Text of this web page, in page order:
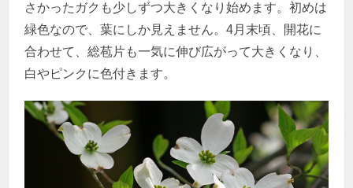
さかったガクも少しずつ大きくなり始めます。初めは
緑色なので、葉にしか見えません。4月末頃、開花に
合わせて、総苞片も一気に伸び広がって大きくなり、
白やピンクに色付きます。